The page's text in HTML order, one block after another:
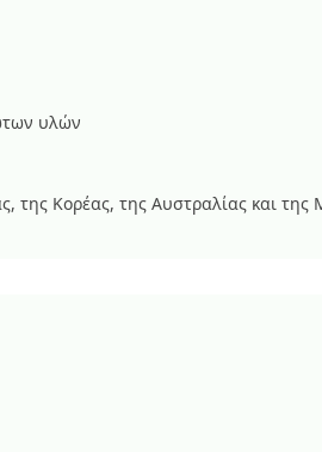
υλών
της Κορέας, της Αυστραλίας και της